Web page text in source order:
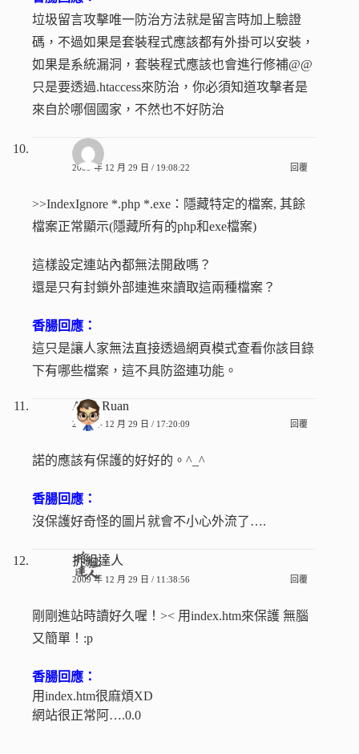
垃圾留言攻擊唯一防治方法就是留言時加上驗證
碼，不過如果是套裝程式應該都有外掛可以安裝，
如果是系統漏洞，套裝程式應該也會進行修補@@
只是要透過.htaccess來防治，你必須知道攻擊者是
來自於哪個國家，不然也不好防治
小梓
2009 年 12 月 29 日 / 19:08:22 回覆
>>IndexIgnore *.php *.exe：隱藏特定的檔案, 其餘
檔案正常顯示(隱藏所有的php和exe檔案)
這樣設定連站內都無法開啟嗎？
還是只有封鎖外部連進來讀取這兩種檔案？
香腸回應：
這只是讓人家無法直接透過網頁模式查看你該目錄
下有哪些檔案，這不具防盜連功能。
Arno Ruan
2009 年 12 月 29 日 / 17:20:09 回覆
諾的應該有保護的好好的。^_^
香腸回應：
沒保護好奇怪的圖片就會不小心外流了….
拆組達人
2009 年 12 月 29 日 / 11:38:56 回覆
剛剛進站時讀好久喔！>< 用index.htm來保護 無腦
又簡單！:p
香腸回應：
用index.htm很麻煩XD
網站很正常阿….0.0